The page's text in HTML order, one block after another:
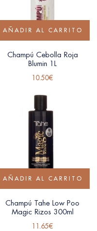
AÑADIR AL CARRITO
Champú Cebolla Roja
Blumin 1L
10.50€
AÑADIR AL CARRITO
Champú Tahe Low Poo
Magic Rizos 300ml
11.65€